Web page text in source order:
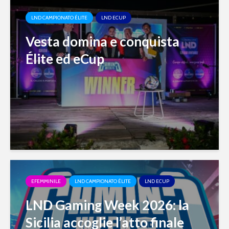
LND CAMPIONATO ÉLITE LND ECUP
Vesta domina e conquista
Élite ed eCup
EFEMMINILE LND CAMPIONATO ÉLITE LND ECUP
LND Gaming Week 2026: la
Sicilia accoglie l’atto finale